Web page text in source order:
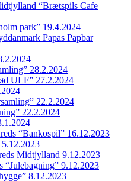
“Brætspils Cafe
park” 19.4.2024
Papas Papbar
28.2.2024
ULF” 27.2.2024
22.2.2024
22.2.2024
“Bankospil” 16.12.2023
Midtjylland 9.12.2023
9.12.2023
8.12.2023